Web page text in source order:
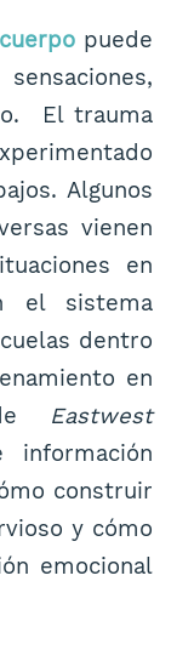
puede
El trauma
Algunos
vienen
en
el sistema
dentro
en
Eastwest
construir
y cómo
emocional